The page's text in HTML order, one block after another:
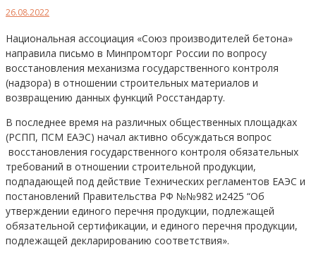
26.08.2022
Национальная ассоциация «Союз производителей бетона»
направила письмо в Минпромторг России по вопросу
восстановления механизма государственного контроля
(надзора) в отношении строительных материалов и
возвращению данных функций Росстандарту.
В последнее время на различных общественных площадках
(РСПП, ПСМ ЕАЭС) начал активно обсуждаться вопрос
восстановления государственного контроля обязательных
требований в отношении строительной продукции,
подпадающей под действие Технических регламентов ЕАЭС и
постановлений Правительства РФ №№982 и2425 “Об
утверждении единого перечня продукции, подлежащей
обязательной сертификации, и единого перечня продукции,
подлежащей декларированию соответствия».